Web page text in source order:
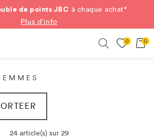
de points JBC à chaque achat*
Plus d'info
0 0
24 article(s) sur 29